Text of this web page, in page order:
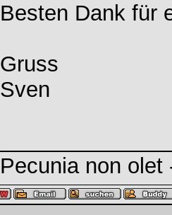
Besten Dank für
Gruss
Sven
Pecunia non